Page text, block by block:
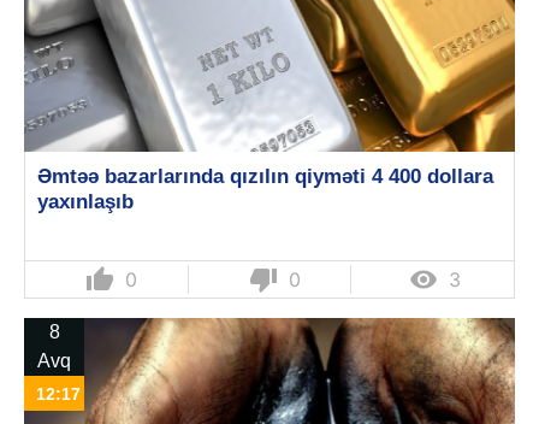
Əmtəə bazarlarında qızılın qiyməti 4 400 dollara
yaxınlaşıb
thumb_up 0 thumb_down 0  3
8
Avq
12:17